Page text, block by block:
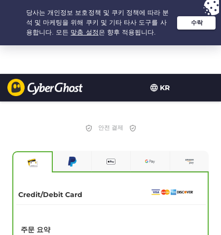
KR
추천 옵션: 최저가 - 2.1666666666667년 $ 2.19 /개월
안전 결제
Credit/Debit Card
주문 요약